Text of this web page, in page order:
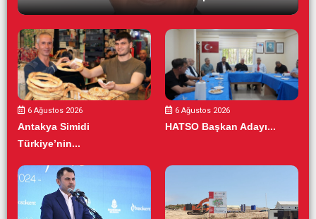
6 Ağustos 2026
Antakya Simidi
Türkiye’nin...
6 Ağustos 2026
HATSO Başkan Adayı...